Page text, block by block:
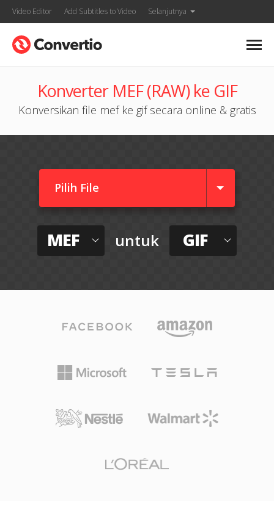
Video Editor Add Subtitles to Video Selanjutnya
Konverter MEF (RAW) ke GIF
Konversikan file mef ke gif secara online & gratis
Pilih File
MEF untuk GIF